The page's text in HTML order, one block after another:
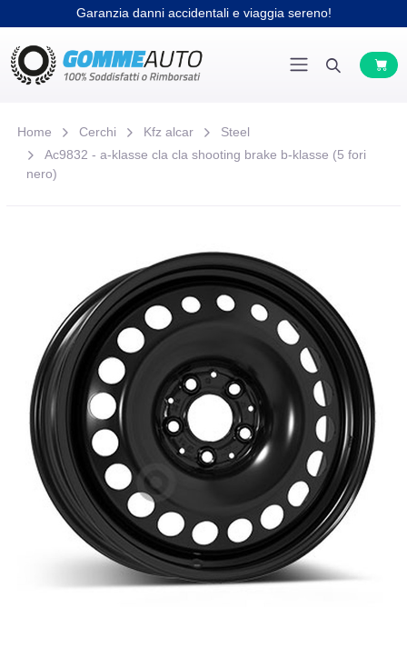
Garanzia danni accidentali e viaggia sereno!
Home Cerchi Kfz alcar
Steel
Ac9832 - a-klasse cla cla shooting brake b-klasse (5 fori
nero)